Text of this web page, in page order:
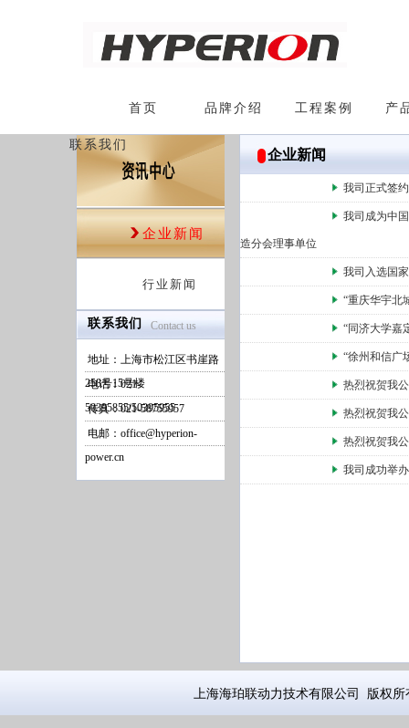
首页 品牌介绍 工程案例 产
联系我们
企业新闻
行业新闻
联系我们 Contact us
地址：上海市松江区书崖路
258号15号楼
电话：021-
50395855/50395955
传真：021-58755957
电邮：office@hyperion-
power.cn
企业新闻
我司正式签
我司成为中
造分会理事单位
我司入选国
“重庆华宇北
“同济大学嘉
“徐州和信广
热烈祝贺我
热烈祝贺我
热烈祝贺我
我司成功举
上海海珀联动力技术有限公司 版权